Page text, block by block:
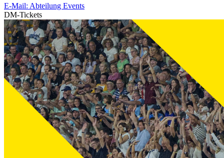
E-Mail: Abteilung Events
DM-Tickets